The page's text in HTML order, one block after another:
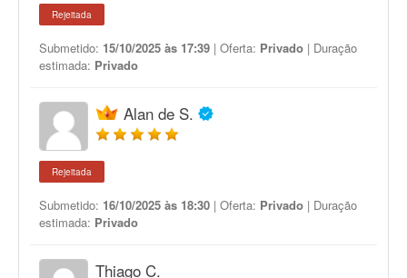
Rejeitada
Submetido: 15/10/2025 às 17:39 | Oferta: Privado | Duração
estimada: Privado
Alan de S.
Rejeitada
Submetido: 16/10/2025 às 18:30 | Oferta: Privado | Duração
estimada: Privado
Thiago C.